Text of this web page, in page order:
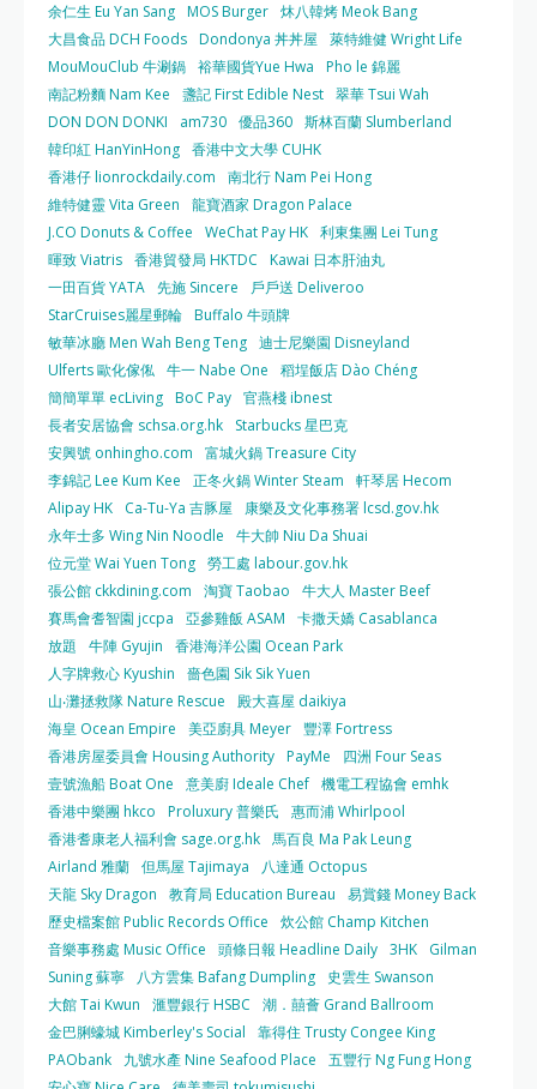
余仁生 Eu Yan Sang MOS Burger 炑八韓烤 Meok Bang
大昌食品 DCH Foods Dondonya 丼丼屋
萊特維健 Wright Life
MouMouClub 牛涮鍋 裕華國貨Yue Hwa
Pho le 錦麗
南記粉麵 Nam Kee
盞記 First Edible Nest 翠華 Tsui Wah
DON DON DONKI
am730 優品360 斯林百蘭 Slumberland
韓印紅 HanYinHong 香港中文大學 CUHK
香港仔 lionrockdaily.com
南北行 Nam Pei Hong
維特健靈 Vita Green
龍寶酒家 Dragon Palace
J.CO Donuts & Coffee
WeChat Pay HK 利東集團 Lei Tung
暉致 Viatris 香港貿發局 HKTDC
Kawai 日本肝油丸
一田百貨 YATA 先施 Sincere
戶戶送 Deliveroo
StarCruises麗星郵輪 Buffalo 牛頭牌
敏華冰廳 Men Wah Beng Teng 迪士尼樂園 Disneyland
Ulferts 歐化傢俬 牛一 Nabe One
稻埕飯店 Dào Chéng
簡簡單單 ecLiving BoC Pay 官燕棧 ibnest
長者安居協會 schsa.org.hk
Starbucks 星巴克
安興號 onhingho.com
富城火鍋 Treasure City
李錦記 Lee Kum Kee
正冬火鍋 Winter Steam
軒琴居 Hecom
Alipay HK
Ca-Tu-Ya 吉豚屋
康樂及文化事務署 lcsd.gov.hk
永年士多 Wing Nin Noodle
牛大帥 Niu Da Shuai
位元堂 Wai Yuen Tong 勞工處 labour.gov.hk
張公館 ckkdining.com
淘寶 Taobao
牛大人 Master Beef
賽馬會耆智園 jccpa
亞參雞飯 ASAM
卡撒天嬌 Casablanca
放題
牛陣 Gyujin
香港海洋公園 Ocean Park
人字牌救心 Kyushin
嗇色園 Sik Sik Yuen
山‧灘拯救隊 Nature Rescue
殿大喜屋 daikiya
海皇 Ocean Empire
美亞廚具 Meyer 豐澤 Fortress
香港房屋委員會 Housing Authority PayMe
四洲 Four Seas
壹號漁船 Boat One
意美廚 Ideale Chef 機電工程協會 emhk
香港中樂團 hkco
Proluxury 普樂氏
惠而浦 Whirlpool
香港耆康老人福利會 sage.org.hk 馬百良 Ma Pak Leung
Airland 雅蘭 但馬屋 Tajimaya
八達通 Octopus
天龍 Sky Dragon
教育局 Education Bureau
易賞錢 Money Back
歷史檔案館 Public Records Office
炊公館 Champ Kitchen
音樂事務處 Music Office
頭條日報 Headline Daily 3HK
Gilman
Suning 蘇寧
八方雲集 Bafang Dumpling
史雲生 Swanson
大館 Tai Kwun
滙豐銀行 HSBC
潮．囍薈 Grand Ballroom
金巴脷蠔城 Kimberley's Social
靠得住 Trusty Congee King
PAObank
九號水產 Nine Seafood Place
五豐行 Ng Fung Hong